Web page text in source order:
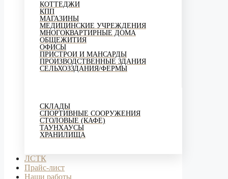
КОТТЕДЖИ
КПП
МАГАЗИНЫ
МЕДИЦИНСКИЕ УЧРЕЖДЕНИЯ
МНОГОКВАРТИРНЫЕ ДОМА
ОБЩЕЖИТИЯ
ОФИСЫ
ПРИСТРОИ И МАНСАРДЫ
ПРОИЗВОДСТВЕННЫЕ ЗДАНИЯ
СЕЛЬХОЗЗДАНИЯ/ФЕРМЫ
СКЛАДЫ
СПОРТИВНЫЕ СООРУЖЕНИЯ
СТОЛОВЫЕ (КАФЕ)
ТАУНХАУСЫ
ХРАНИЛИЩА
ЛСТК
Прайс-лист
Наши работы